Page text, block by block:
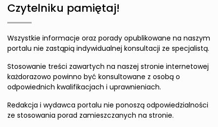
Czytelniku pamiętaj!
Wszystkie informacje oraz porady opublikowane na naszym
portalu nie zastąpią indywidualnej konsultacji ze specjalistą.
Stosowanie treści zawartych na naszej stronie internetowej
każdorazowo powinno być konsultowane z osobą o
odpowiednich kwalifikacjach i uprawnieniach.
Redakcja i wydawca portalu nie ponoszą odpowiedzialności
ze stosowania porad zamieszczanych na stronie.